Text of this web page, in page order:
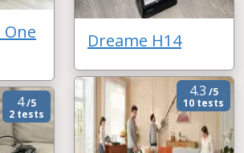
4/5
2 tests
Dreame H14
4.3 /5
10 tests